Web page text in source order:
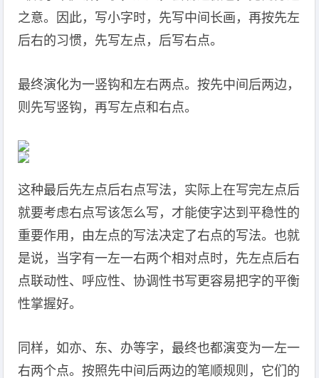
之意。因此，写小字时，先写中间长画，再按先左
后右的习惯，先写左点，后写右点。
最终演化为一竖钩和左右两点。按先中间后两边，
则先写竖钩，再写左点和右点。
这种最后先左点后右点写法，实际上在写完左点后
就要考虑右点写该怎么写，才能使字达到平稳性的
重要作用，由左点的写法决定了右点的写法。也就
是说，当字有一左一右两个相对点时，先左点后右
点联动性、呼应性、协调性书写更容易把字的平衡
性掌握好。
同样，如亦、东、办等字，最终也都演变为一左一
右两个点。按照先中间后两边的笔顺规则，它们的